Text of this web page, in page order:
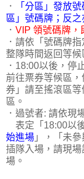
．
「分區」發放
區」號碼牌；反之
． VIP 領號碼牌，
．請依「號碼牌
整隊時間返回等候
．18:00以後，停
前往票券等候區
券」請至搖滾區
區。
．過號者: 請依現
表定「18:00以
始進場 」，「未
插隊入場，請現
場。